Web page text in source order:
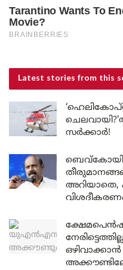
Latest stories from this
സർക്കാർ!